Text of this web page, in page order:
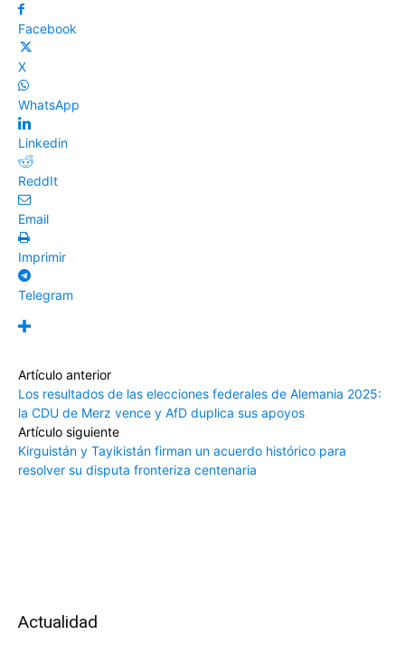
Facebook
X
WhatsApp
Linkedin
ReddIt
Email
Imprimir
Telegram
Artículo anterior
Los resultados de las elecciones federales de Alemania 2025:
la CDU de Merz vence y AfD duplica sus apoyos
Artículo siguiente
Kirguistán y Tayikistán firman un acuerdo histórico para
resolver su disputa fronteriza centenaria
Actualidad